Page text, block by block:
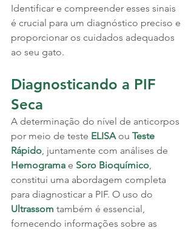
Identificar e compreender esses sinais
é crucial para um diagnóstico preciso e
proporcionar os cuidados adequados
ao seu gato.
Diagnosticando a PIF
Seca
A determinação do nível de anticorpos
por meio de teste ELISA ou Teste
Rápido , juntamente com análises de
Hemograma e Soro Bioquímico
constitui uma abordagem completa
para diagnosticar a PIF. O uso do
Ultrassom também é essencial,
fornecendo informações sobre as